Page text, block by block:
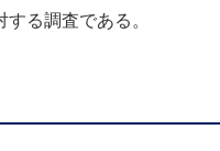
る調査である。